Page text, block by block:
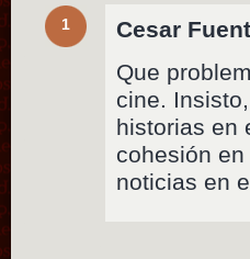
1 Cesar
Que
cine.
historias en
cohesión
noticias en